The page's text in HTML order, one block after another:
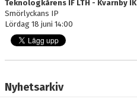
Teknologkårens IF LTH - Kvarnby IK
Smörlyckans IP
Lördag 18 juni 14:00
Nyhetsarkiv